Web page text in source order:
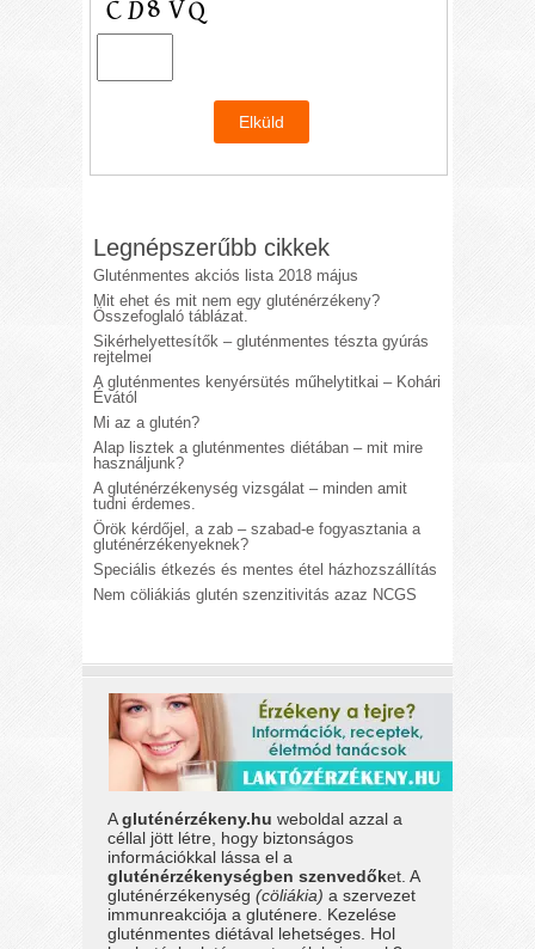
Legnépszerűbb cikkek
Gluténmentes akciós lista 2018 május
Mit ehet és mit nem egy gluténérzékeny?
Összefoglaló táblázat.
Sikérhelyettesítők – gluténmentes tészta gyúrás
rejtelmei
A gluténmentes kenyérsütés műhelytitkai – Kohári
Évától
Mi az a glutén?
Alap lisztek a gluténmentes diétában – mit mire
használjunk?
A gluténérzékenység vizsgálat – minden amit
tudni érdemes.
Örök kérdőjel, a zab – szabad-e fogyasztania a
gluténérzékenyeknek?
Speciális étkezés és mentes étel házhozszállítás
Nem cöliákiás glutén szenzitivitás azaz NCGS
Agluténérzékeny.hu weboldal azzal a
céllal jött létre, hogy biztonságos
információkkal lássa el a
gluténérzékenységben szenvedőket. A
gluténérzékenység(cöliákia) a szervezet
immunreakciója a gluténere. Kezelése
gluténmentes diétával lehetséges. Hol